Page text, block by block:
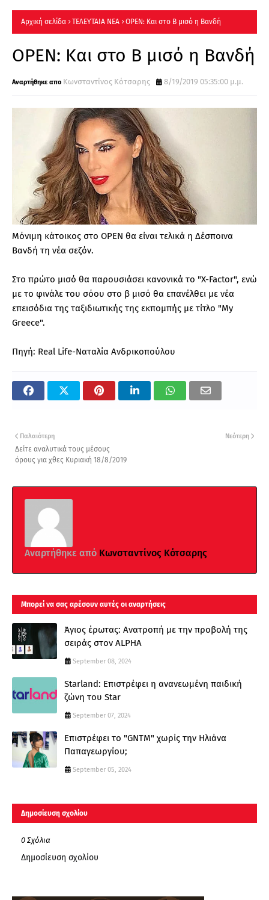
Αρχική σελίδα ΤΕΛΕΥΤΑΙΑ ΝΕΑ OPEN: Και στο Β μισό η Βανδή
OPEN: Και στο Β μισό η Βανδή
Κωνσταντίνος Κότσαρης 8/19/2019 05:35:00 μ.μ.
Μόνιμη κάτοικος στο OPEN θα είναι τελικά η Δέσποινα
Βανδή τη νέα σεζόν.
Στο πρώτο μισό θα παρουσιάσει κανονικά το "X-Factor", ενώ
με το φινάλε του σόου στο β μισό θα επανέλθει με νέα
επεισόδια της ταξιδιωτικής της εκπομπής με τίτλο "My
Greece".
Πηγή: Real Life-Ναταλία Ανδρικοπούλου
Νεότερη
Παλαιότερη
Δείτε αναλυτικά τους μέσους
όρους για χθες Κυριακή 18/8/2019
Αναρτήθηκε από Κωνσταντίνος Κότσαρης
Μπορεί να σας αρέσουν αυτές οι αναρτήσεις
Άγιος έρωτας: Ανατροπή με την προβολή της
σειράς στον ALPHA
September 08, 2024
Starland: Επιστρέφει η ανανεωμένη παιδική
ζώνη του Star
September 07, 2024
Επιστρέφει το "GNTM" χωρίς την Ηλιάνα
Παπαγεωργίου;
September 05, 2024
Δημοσίευση σχολίου
0 Σχόλια
Δημοσίευση σχολίου